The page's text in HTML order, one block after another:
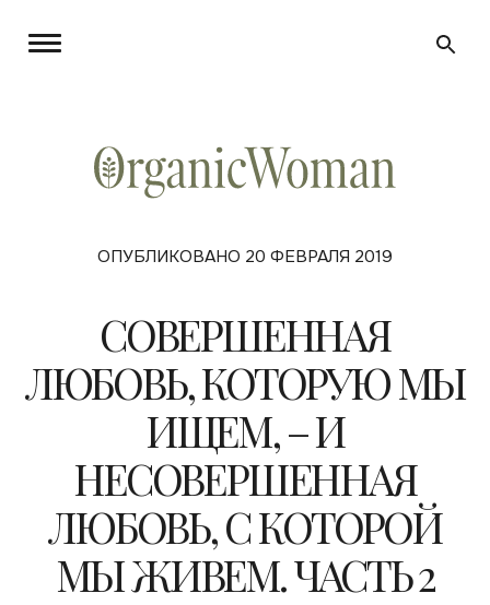
ОПУБЛИКОВАНО 20 ФЕВРАЛЯ 2019
СОВЕРШЕННАЯ
ЛЮБОВЬ, КОТОРУЮ МЫ
ИЩЕМ, – И
НЕСОВЕРШЕННАЯ
ЛЮБОВЬ, С КОТОРОЙ
МЫ ЖИВЕМ. ЧАСТЬ 2